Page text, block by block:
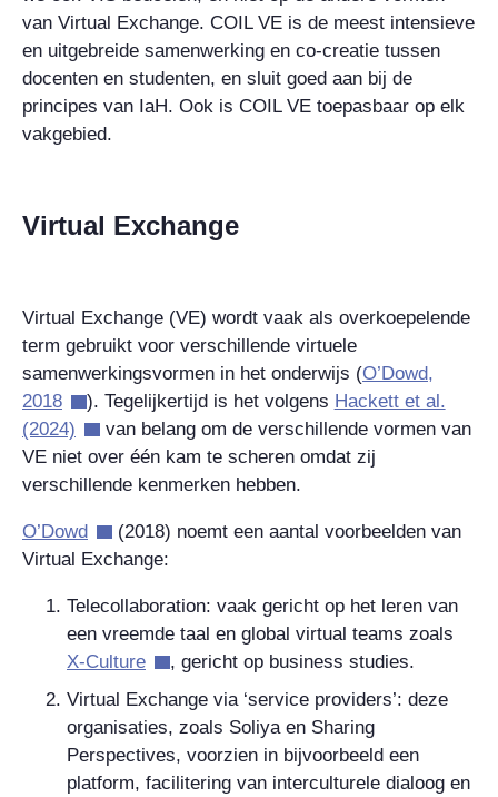
van Virtual Exchange. COIL VE is de meest intensieve
en uitgebreide samenwerking en co-creatie tussen
docenten en studenten, en sluit goed aan bij de
principes van IaH. Ook is COIL VE toepasbaar op elk
vakgebied.
Virtual Exchange
Virtual Exchange (VE) wordt vaak als overkoepelende
term gebruikt voor verschillende virtuele
samenwerkingsvormen in het onderwijs (O’Dowd,
2018
). Tegelijkertijd is het volgens Hackett et al.
(2024)
van belang om de verschillende vormen van
VE niet over één kam te scheren omdat zij
verschillende kenmerken hebben.
O’Dowd
(2018) noemt een aantal voorbeelden van
Virtual Exchange:
Telecollaboration: vaak gericht op het leren van
een vreemde taal en global virtual teams zoals
X-Culture
, gericht op business studies.
Virtual Exchange via ‘service providers’: deze
organisaties, zoals Soliya en Sharing
Perspectives, voorzien in bijvoorbeeld een
platform, facilitering van interculturele dialoog en